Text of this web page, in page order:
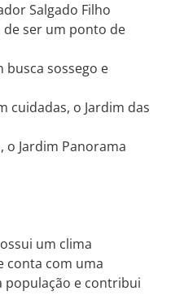
Salgado Filho
ser um ponto de
sossego e
cuidadas, o Jardim das
o Jardim Panorama
um clima
conta com uma
população e contribui